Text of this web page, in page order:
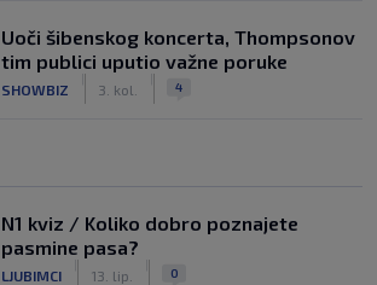
Uoči šibenskog koncerta, Thompsonov
tim publici uputio važne poruke
SHOWBIZ 3. kol. 4
N1 kviz / Koliko dobro poznajete
pasmine pasa?
LJUBIMCI 13. lip. 0